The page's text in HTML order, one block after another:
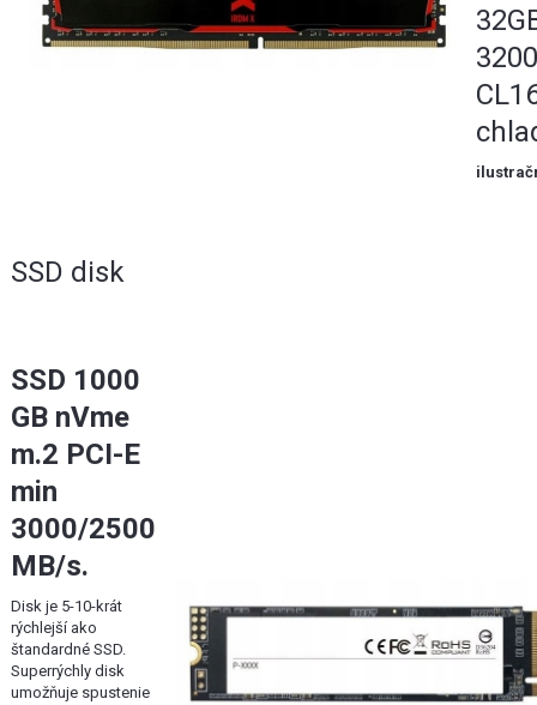
SSD disk
SSD 1000
GB nVme
m.2 PCI-E
min
3000/2500
MB/s.
Disk je 5-10-krát
rýchlejší ako
štandardné SSD.
Superrýchly disk
umožňuje spustenie